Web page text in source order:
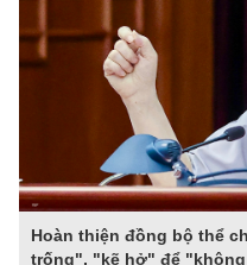
Hoàn thiện đồng bộ thể
trống", "kẽ hở" để